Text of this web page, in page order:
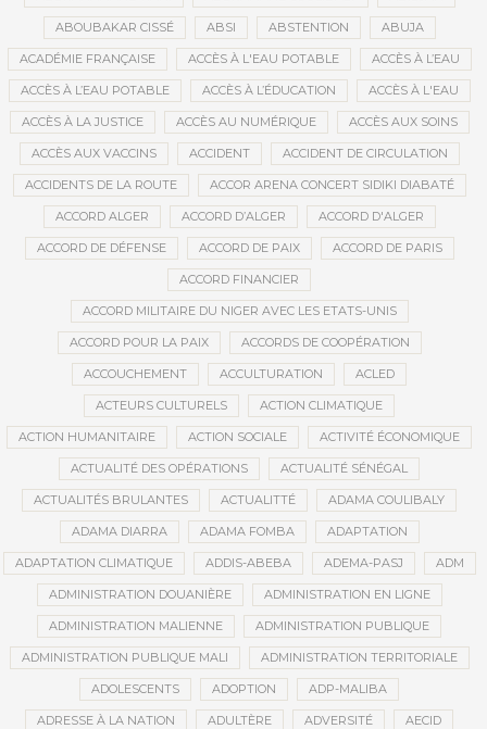
ABOUBAKAR CISSÉ ABSI ABSTENTION ABUJA
ACADÉMIE FRANÇAISE ACCÈS À L'EAU POTABLE ACCÈS À L’EAU
ACCÈS À L’EAU POTABLE ACCÈS À L’ÉDUCATION ACCÈS À L'EAU
ACCÈS À LA JUSTICE ACCÈS AU NUMÉRIQUE ACCÈS AUX SOINS
ACCÈS AUX VACCINS ACCIDENT ACCIDENT DE CIRCULATION
ACCIDENTS DE LA ROUTE ACCOR ARENA CONCERT SIDIKI DIABATÉ
ACCORD ALGER ACCORD D’ALGER ACCORD D'ALGER
ACCORD DE DÉFENSE ACCORD DE PAIX ACCORD DE PARIS
ACCORD FINANCIER
ACCORD MILITAIRE DU NIGER AVEC LES ETATS-UNIS
ACCORD POUR LA PAIX ACCORDS DE COOPÉRATION
ACCOUCHEMENT ACCULTURATION ACLED
ACTEURS CULTURELS ACTION CLIMATIQUE
ACTION HUMANITAIRE ACTION SOCIALE ACTIVITÉ ÉCONOMIQUE
ACTUALITÉ DES OPÉRATIONS ACTUALITÉ SÉNÉGAL
ACTUALITÉS BRULANTES ACTUALITTÉ ADAMA COULIBALY
ADAMA DIARRA ADAMA FOMBA ADAPTATION
ADAPTATION CLIMATIQUE ADDIS-ABEBA ADEMA-PASJ ADM
ADMINISTRATION DOUANIÈRE ADMINISTRATION EN LIGNE
ADMINISTRATION MALIENNE ADMINISTRATION PUBLIQUE
ADMINISTRATION PUBLIQUE MALI ADMINISTRATION TERRITORIALE
ADOLESCENTS ADOPTION ADP-MALIBA
ADRESSE À LA NATION ADULTÈRE ADVERSITÉ AECID